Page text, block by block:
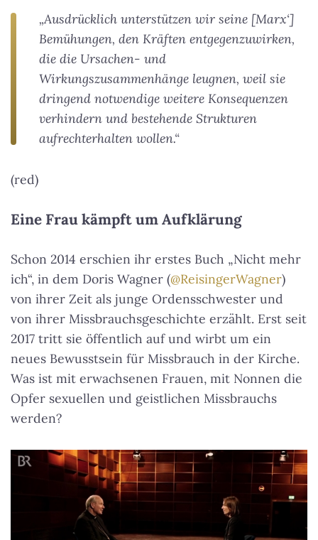
„Ausdrücklich unterstützen wir seine [Marx‘]
Bemühungen, den Kräften entgegenzuwirken,
die die Ursachen- und
Wirkungszusammenhänge leugnen, weil sie
dringend notwendige weitere Konsequenzen
verhindern und bestehende Strukturen
aufrechterhalten wollen.“
(red)
Eine Frau kämpft um Aufklärung
Schon 2014 erschien ihr erstes Buch „Nicht mehr
ich“, in dem Doris Wagner (@ReisingerWagner)
von ihrer Zeit als junge Ordensschwester und
von ihrer Missbrauchsgeschichte erzählt. Erst seit
2017 tritt sie öffentlich auf und wirbt um ein
neues Bewusstsein für Missbrauch in der Kirche.
Was ist mit erwachsenen Frauen, mit Nonnen die
Opfer sexuellen und geistlichen Missbrauchs
werden?